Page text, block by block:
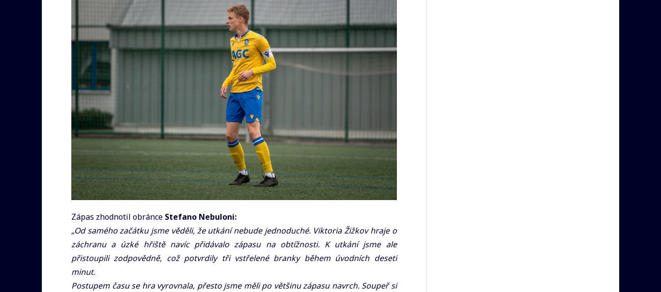
Zápas zhodnotil obránce Stefano Nebuloni:
„Od samého začátku jsme věděli, že utkání nebude jednoduché. Viktoria Žižkov hraje o
záchranu a úzké hřiště navíc přidávalo zápasu na obtížnosti. K utkání jsme ale
přistoupili zodpovědně, což potvrdily tři vstřelené branky během úvodních deseti
minut.
Postupem času se hra vyrovnala, přesto jsme měli po většinu zápasu navrch. Soupeř si